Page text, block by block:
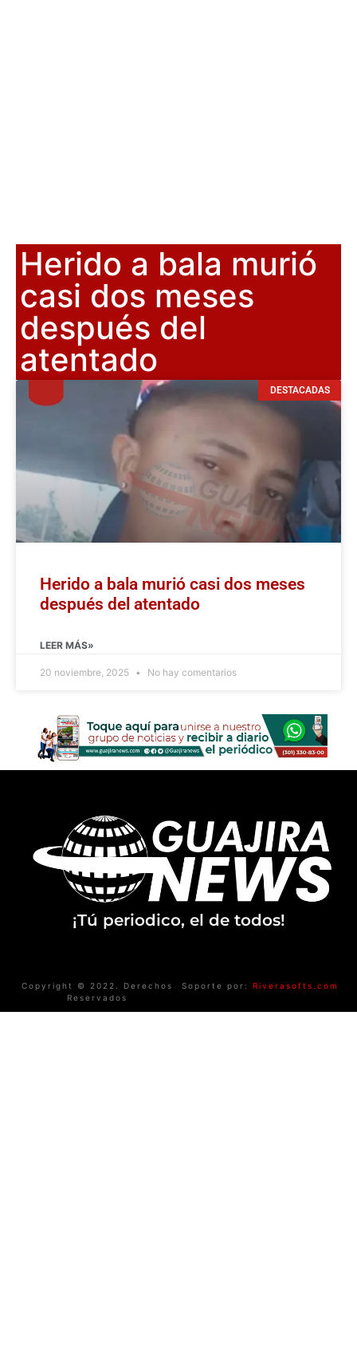
Herido a bala murió
casi dos meses
después del
atentado
DESTACADAS
Herido a bala murió casi dos meses
después del atentado
LEER MÁS»
20 noviembre, 2025 No hay comentarios
¡Tú periodico, el de todos!
Copyright © 2022. Derechos
Reservados
Soporte por: Riverasofts.com